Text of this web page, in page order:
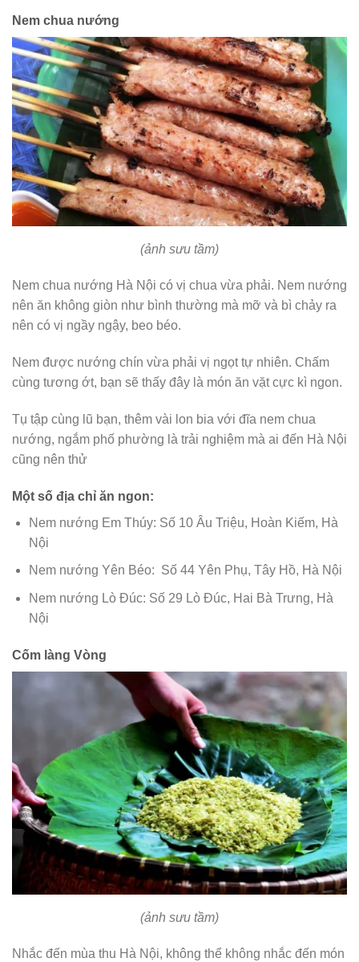
Nem chua nướng
(ảnh sưu tầm)
Nem chua nướng Hà Nội có vị chua vừa phải. Nem nướng
nên ăn không giòn như bình thường mà mỡ và bì chảy ra
nên có vị ngầy ngậy, beo béo.
Nem được nướng chín vừa phải vị ngọt tự nhiên. Chấm
cùng tương ớt, bạn sẽ thấy đây là món ăn vặt cực kì ngon.
Tụ tập cùng lũ bạn, thêm vài lon bia với đĩa nem chua
nướng, ngắm phố phường là trải nghiệm mà ai đến Hà Nội
cũng nên thử
Một số địa chỉ ăn ngon:
Nem nướng Em Thúy: Số 10 Âu Triệu, Hoàn Kiếm, Hà
Nội
Nem nướng Yên Béo: Số 44 Yên Phụ, Tây Hồ, Hà Nội
Nem nướng Lò Đúc: Số 29 Lò Đúc, Hai Bà Trưng, Hà
Nội
Cốm làng Vòng
(ảnh sưu tầm)
Nhắc đến mùa thu Hà Nội, không thể không nhắc đến món